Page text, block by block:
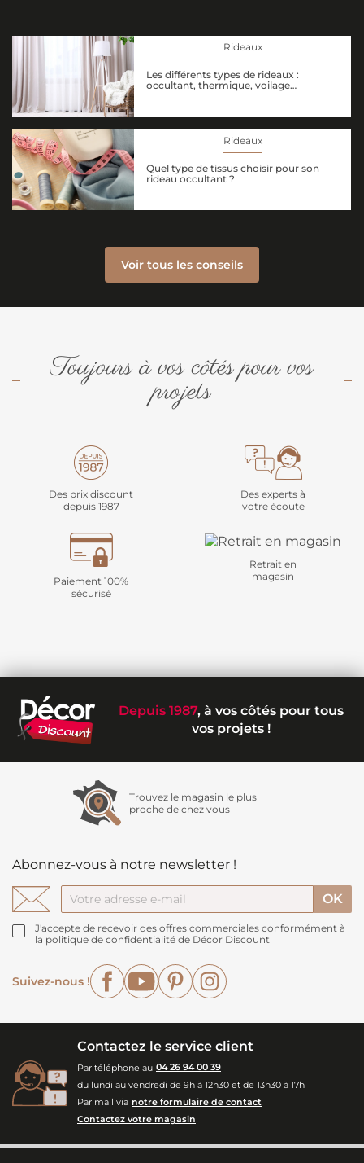
Rideaux
Les différents types de rideaux :
occultant, thermique, voilage…
Rideaux
Quel type de tissus choisir pour son
rideau occultant ?
Voir tous les conseils
Toujours à vos côtés pour vos
projets
Des prix discount
depuis 1987
Des experts à
votre écoute
Paiement 100%
sécurisé
Retrait en
magasin
Depuis 1987, à vos côtés pour tous
vos projets !
Trouvez le magasin le plus
proche de chez vous
Abonnez-vous à notre newsletter !
J'accepte de recevoir des offres commerciales conformément à
la politique de confidentialité de Décor Discount
Suivez-nous !
FacebookYouTubePinterest
Contactez le service client
Par téléphone au 04 26 94 00 39
du lundi au vendredi de 9h à 12h30 et de 13h30 à 17h
Par mail via notre formulaire de contact
Contactez votre magasin